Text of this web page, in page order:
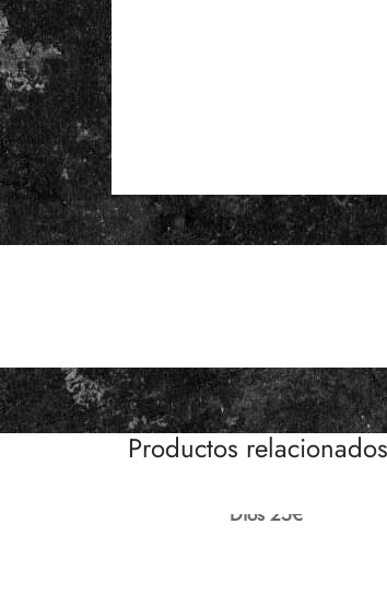
Productos relacionados
Dios 25€